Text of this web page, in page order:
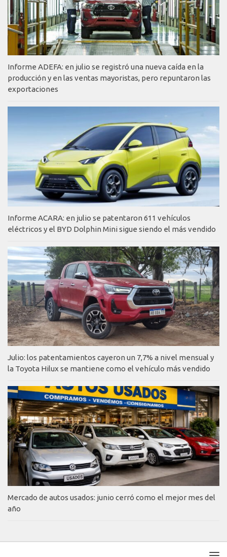
Informe ADEFA: en julio se registró una nueva caída en la
producción y en las ventas mayoristas, pero repuntaron las
exportaciones
Informe ACARA: en julio se patentaron 611 vehículos
eléctricos y el BYD Dolphin Mini sigue siendo el más vendido
Julio: los patentamientos cayeron un 7,7% a nivel mensual y
la Toyota Hilux se mantiene como el vehículo más vendido
Mercado de autos usados: junio cerró como el mejor mes del
año